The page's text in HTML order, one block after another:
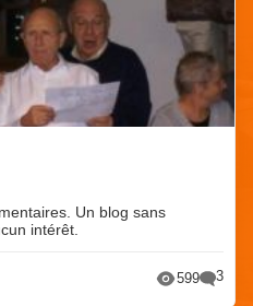
Un blog sans
intérêt.
599 3